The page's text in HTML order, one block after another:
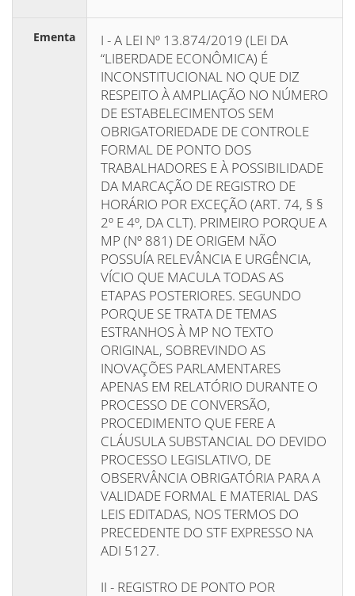
Ementa
I - A LEI Nº 13.874/2019 (LEI DA
“LIBERDADE ECONÔMICA) É
INCONSTITUCIONAL NO QUE DIZ
RESPEITO À AMPLIAÇÃO NO NÚMERO
DE ESTABELECIMENTOS SEM
OBRIGATORIEDADE DE CONTROLE
FORMAL DE PONTO DOS
TRABALHADORES E À POSSIBILIDADE
DA MARCAÇÃO DE REGISTRO DE
HORÁRIO POR EXCEÇÃO (ART. 74, § §
2º E 4º, DA CLT). PRIMEIRO PORQUE A
MP (Nº 881) DE ORIGEM NÃO
POSSUÍA RELEVÂNCIA E URGÊNCIA,
VÍCIO QUE MACULA TODAS AS
ETAPAS POSTERIORES. SEGUNDO
PORQUE SE TRATA DE TEMAS
ESTRANHOS À MP NO TEXTO
ORIGINAL, SOBREVINDO AS
INOVAÇÕES PARLAMENTARES
APENAS EM RELATÓRIO DURANTE O
PROCESSO DE CONVERSÃO,
PROCEDIMENTO QUE FERE A
CLÁUSULA SUBSTANCIAL DO DEVIDO
PROCESSO LEGISLATIVO, DE
OBSERVÂNCIA OBRIGATÓRIA PARA A
VALIDADE FORMAL E MATERIAL DAS
LEIS EDITADAS, NOS TERMOS DO
PRECEDENTE DO STF EXPRESSO NA
ADI 5127.
II - REGISTRO DE PONTO POR